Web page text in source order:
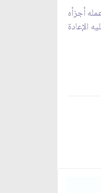
أجزأه
الإعادة